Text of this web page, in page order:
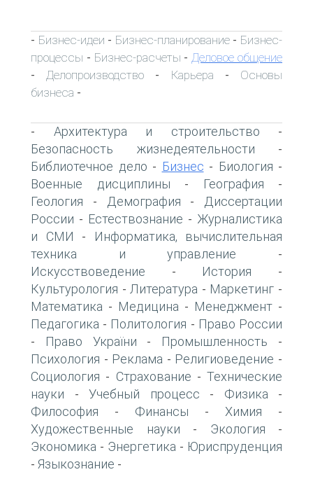
- Бизнес-идеи - Бизнес-планирование- Бизнес-
процессы - Бизнес-расчеты -Деловое общение
-Делопроизводство - Карьера - Основы
бизнеса -
- Архитектура и строительство -
Безопасность жизнедеятельности -
Библиотечное дело - Бизнес - Биология -
Военные дисциплины - География -
Геология - Демография - Диссертации
России - Естествознание - Журналистика
и СМИ -
Информатика, вычислительная
техника и управление -
Искусствоведение - История -
Культурология -Литература - Маркетинг -
Математика - Медицина - Менеджмент -
Педагогика - Политология - Право России
- Право України - Промышленность -
Психология - Реклама - Религиоведение -
Социология - Страхование - Технические
науки - Учебный процесс - Физика -
Философия - Финансы - Химия -
Художественные науки - Экология -
Экономика - Энергетика - Юриспруденция
- Языкознание -